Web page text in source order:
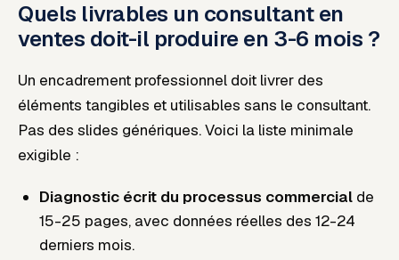
Quels livrables un consultant en
ventes doit-il produire en 3-6 mois ?
Un encadrement professionnel doit livrer des
éléments tangibles et utilisables sans le consultant.
Pas des slides génériques. Voici la liste minimale
exigible :
Diagnostic écrit du processus commercial de
15-25 pages, avec données réelles des 12-24
derniers mois.